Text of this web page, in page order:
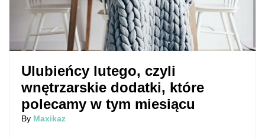
Ulubieńcy lutego, czyli
wnętrzarskie dodatki, które
polecamy w tym miesiącu
By Maxikaz